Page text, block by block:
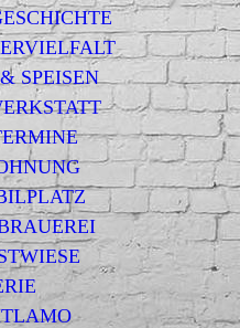
SPEISEN